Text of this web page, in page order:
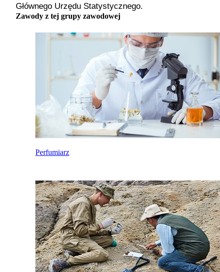
Głównego Urzędu Statystycznego.
Zawody z tej grupy zawodowej
Perfumiarz